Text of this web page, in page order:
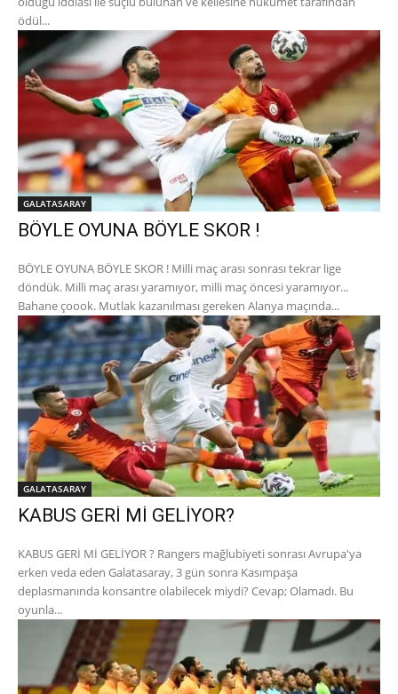
ödül...
GALATASARAY
BÖYLE OYUNA BÖYLE SKOR !
BÖYLE OYUNA BÖYLE SKOR ! Milli maç arası sonrası tekrar lige
döndük. Milli maç arası yaramıyor, milli maç öncesi yaramıyor...
Bahane çoook. Mutlak kazanılması gereken Alanya maçında...
GALATASARAY
KABUS GERİ Mİ GELİYOR?
KABUS GERİ Mİ GELİYOR ? Rangers mağlubiyeti sonrası Avrupa'ya
erken veda eden Galatasaray, 3 gün sonra Kasımpaşa
deplasmanında konsantre olabilecek miydi? Cevap; Olamadı. Bu
oyunla...